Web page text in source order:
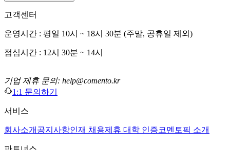
고객센터
운영시간 : 평일 10시 ~ 18시 30분 (주말, 공휴일 제외)
점심시간 : 12시 30분 ~ 14시
기업 제휴 문의: help@comento.kr
1:1 문의하기
서비스
회사소개 공지사항인재 채용제휴 대학 인증코멘토픽 소개